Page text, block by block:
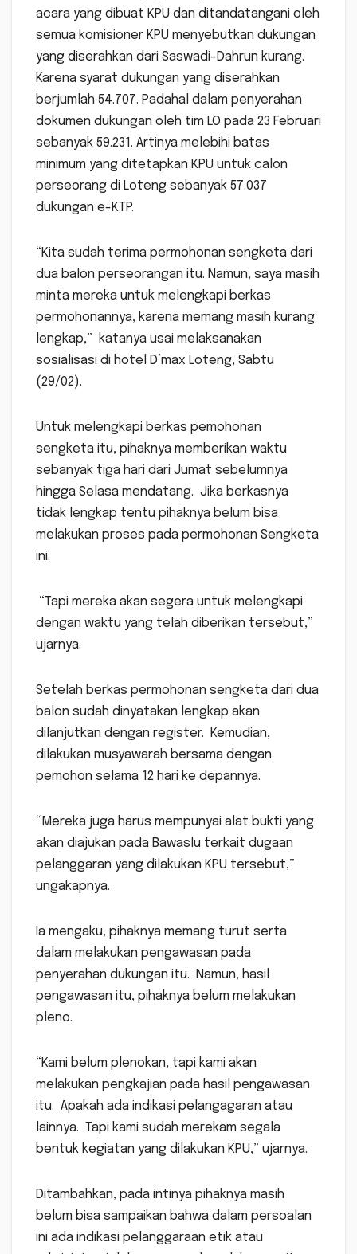
acara yang dibuat KPU dan ditandatangani oleh
semua komisioner KPU menyebutkan dukungan
yang diserahkan dari Saswadi-Dahrun kurang.
Karena syarat dukungan yang diserahkan
berjumlah 54.707. Padahal dalam penyerahan
dokumen dukungan oleh tim LO pada 23 Februari
sebanyak 59.231. Artinya melebihi batas
minimum yang ditetapkan KPU untuk calon
perseorang di Loteng sebanyak 57.037
dukungan e-KTP.
“Kita sudah terima permohonan sengketa dari
dua balon perseorangan itu. Namun, saya masih
minta mereka untuk melengkapi berkas
permohonannya, karena memang masih kurang
lengkap,” katanya usai melaksanakan
sosialisasi di hotel D’max Loteng, Sabtu
(29/02).
Untuk melengkapi berkas pemohonan
sengketa itu, pihaknya memberikan waktu
sebanyak tiga hari dari Jumat sebelumnya
hingga Selasa mendatang. Jika berkasnya
tidak lengkap tentu pihaknya belum bisa
melakukan proses pada permohonan Sengketa
ini.
“Tapi mereka akan segera untuk melengkapi
dengan waktu yang telah diberikan tersebut,”
ujarnya.
Setelah berkas permohonan sengketa dari dua
balon sudah dinyatakan lengkap akan
dilanjutkan dengan register. Kemudian,
dilakukan musyawarah bersama dengan
pemohon selama 12 hari ke depannya.
“Mereka juga harus mempunyai alat bukti yang
akan diajukan pada Bawaslu terkait dugaan
pelanggaran yang dilakukan KPU tersebut,”
ungakapnya.
Ia mengaku, pihaknya memang turut serta
dalam melakukan pengawasan pada
penyerahan dukungan itu. Namun, hasil
pengawasan itu, pihaknya belum melakukan
pleno.
“Kami belum plenokan, tapi kami akan
melakukan pengkajian pada hasil pengawasan
itu. Apakah ada indikasi pelangagaran atau
lainnya. Tapi kami sudah merekam segala
bentuk kegiatan yang dilakukan KPU,” ujarnya.
Ditambahkan, pada intinya pihaknya masih
belum bisa sampaikan bahwa dalam persoalan
ini ada indikasi pelanggaraan etik atau